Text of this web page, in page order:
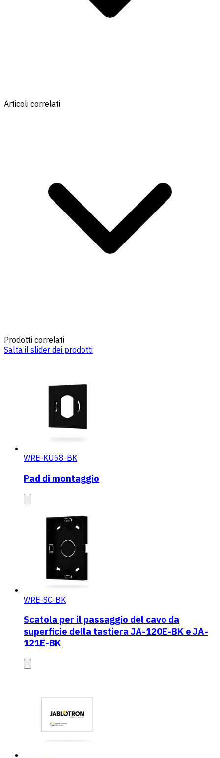
Articoli correlati
Prodotti correlati
Salta il slider dei prodotti
WRE-KU68-BK
Pad di montaggio
WRE-SC-BK
Scatola per il passaggio del cavo da
superficie della tastiera JA-120E-BK e JA-
121E-BK